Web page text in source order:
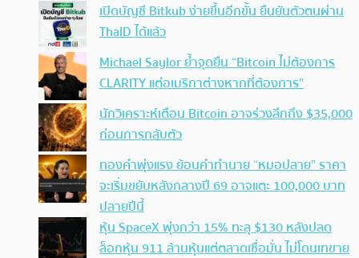
เปิดบัญชี Bitkub ง่ายขึ้นอีกขั้น ยืนยันตัวตนผ่าน
ThaID ได้แล้ว
Michael Saylor ย้ำจุดยืน “Bitcoin ไม่ต้องการ
CLARITY แต่อเมริกาต่างหากที่ต้องการ”
นักวิเคราะห์เตือน Bitcoin อาจร่วงลึกถึง $35,000
ก่อนการกลับตัว
ทองคำพุ่งแรง ย้อนคำทำนาย “หมอปลาย” ราคา
จะเริ่มขยับหลังกลางปี 69 อาจแตะ 100,000 บาท
ปลายปีนี้
หุ้น SpaceX พุ่งกว่า 15% ทะลุ $130 หลังปลด
ล็อกหุ้น 911 ล้านหุ้นแต่ตลาดเชื่อมั่น ไม่โดนเทขาย